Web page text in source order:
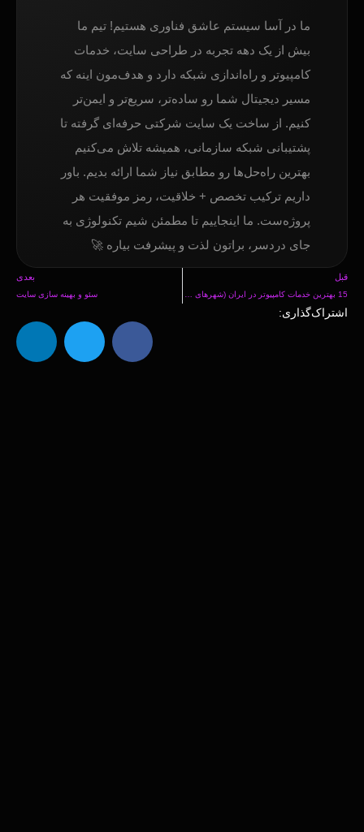
ما در آسا سیستم عاشق فناوری هستیم! تیم ما
بیش از یک دهه تجربه در طراحی سایت، خدمات
کامپیوتر و راه‌اندازی شبکه دارد و هدف‌مون اینه که
مسیر دیجیتال شما رو ساده‌تر، سریع‌تر و ایمن‌تر
کنیم. از ساخت یک سایت شرکتی حرفه‌ای گرفته تا
پشتیبانی شبکه سازمانی، همیشه تلاش می‌کنیم
بهترین راه‌حل‌ها رو مطابق نیاز شما ارائه بدیم. باور
داریم ترکیب تخصص + خلاقیت، رمز موفقیت هر
پروژه‌ست. ما اینجاییم تا مطمئن شیم تکنولوژی به
جای دردسر، براتون لذت و پیشرفت بیاره 🚀
قبل
15 بهترین خدمات کامپیوتر در ایران (شهرهای مختلف) + آدرس + تلفن
بعدی
سئو و بهینه سازی سایت
اشتراک‌گذاری: